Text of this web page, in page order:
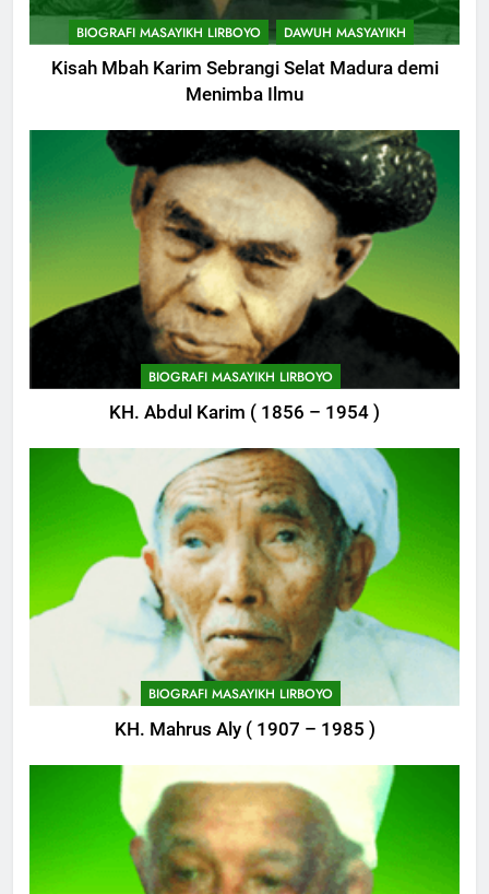
BIOGRAFI MASAYIKH LIRBOYO DAWUH MASYAYIKH
Kisah Mbah Karim Sebrangi Selat Madura demi
Menimba Ilmu
BIOGRAFI MASAYIKH LIRBOYO
KH. Abdul Karim ( 1856 – 1954 )
BIOGRAFI MASAYIKH LIRBOYO
KH. Mahrus Aly ( 1907 – 1985 )
Himasal Semen Sumbang
Pembangunan Kantor Himasal
POJOK LIRBOYO
749
Delegasi MQK Kota Kediri
Menuju Probolinggo
POJOK LIRBOYO
Haflah Akhirussanah, Lirboyo
Gelar Pameran
POJOK LIRBOYO
751
Silaturahi dan Istighosah
Bersama Kapolda Jawa Timur
POJOK LIRBOYO